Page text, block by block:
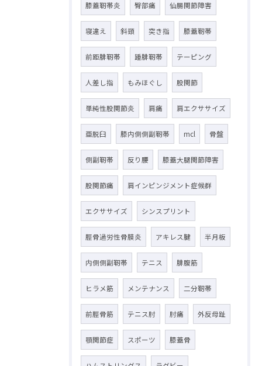
膝蓋靭帯炎 臀部痛 仙腸関節障害
寝違え 斜頸 突き指 膝蓋靭帯
前距腓靭帯 踵腓靭帯 テーピング
人差し指 もみほぐし 股関節
単純性股関節炎 肩痛 肩エクササイズ
亜脱臼 膝内側側副靭帯 mcl 骨盤
側副靭帯 反り腰 膝蓋大腿関節障害
股関節痛 肩インピンジメント症候群
エクササイズ シンスプリント
脛骨過労性骨膜炎 アキレス腱 半月板
内側側副靭帯 テニス 腓腹筋
ヒラメ筋 メンテナンス 二分靭帯
前脛骨筋 テニス肘 肘痛 外反母趾
顎関節症 スポーツ 膝蓋骨